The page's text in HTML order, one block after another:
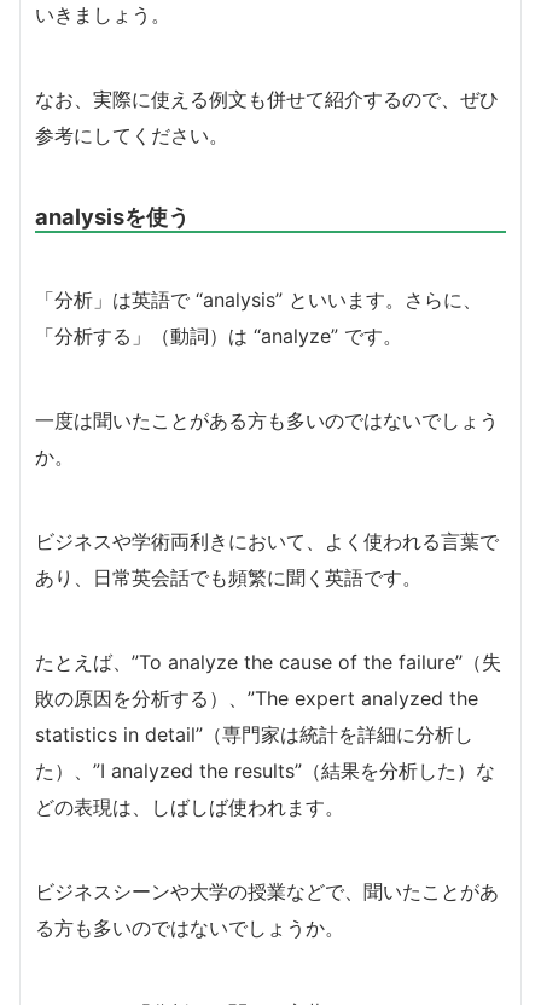
いきましょう。
なお、実際に使える例文も併せて紹介するので、ぜひ
参考にしてください。
analysisを使う
「分析」は英語で “analysis” といいます。さらに、
「分析する」（動詞）は “analyze” です。
一度は聞いたことがある方も多いのではないでしょう
か。
ビジネスや学術両利きにおいて、よく使われる言葉で
あり、日常英会話でも頻繁に聞く英語です。
たとえば、”To analyze the cause of the failure”（失
敗の原因を分析する）、”The expert analyzed the
statistics in detail”（専門家は統計を詳細に分析し
た）、”I analyzed the results”（結果を分析した）な
どの表現は、しばしば使われます。
ビジネスシーンや大学の授業などで、聞いたことがあ
る方も多いのではないでしょうか。